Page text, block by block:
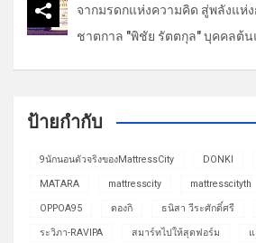
จากมรดกแห่งความคิด สู่พลังแห่
ชาตกาล "พิชัย รัตตกุล" บุคคลต้
ป้ายกำกับ
9นักนอนตัวจริงของMattressCity DONKI
MATARA mattresscity mattresscityth
OPPOA95 ดองกิ ธนิสา วีระศักดิ์ศรี
ระวิภา-RAVIPA สมาร์ทไปให้สุดฟอร์ม